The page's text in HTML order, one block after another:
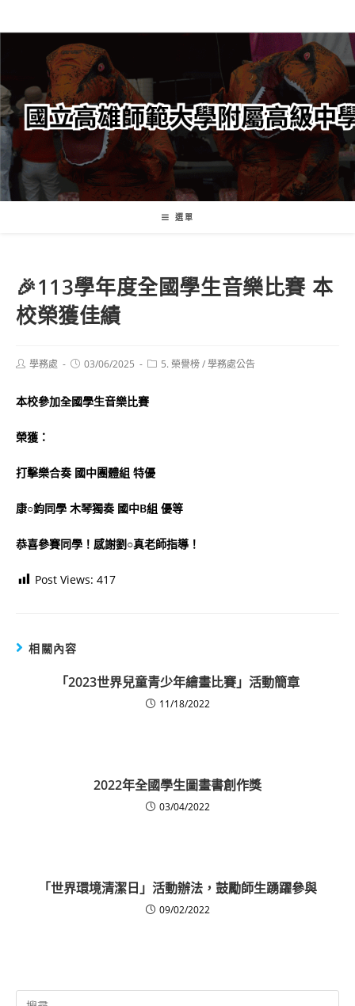
轉
要
內
容
選單
🎉113學年度全國學生音樂比賽 本
校榮獲佳績
Post學務處
Post03/06/2025
Post5. 榮譽榜/學務處公告
本校參加全國學生音樂比賽
榮獲：
打擊樂合奏 國中團體組 特優
康○鈞同學 木琴獨奏 國中B組 優等
恭喜參賽同學！感謝劉○真老師指導！
Post Views: 417
相關內容
「2023世界兒童青少年繪畫比賽」活動簡章
11/18/2022
2022年全國學生圖畫書創作獎
03/04/2022
「世界環境清潔日」活動辦法，鼓勵師生踴躍參與
09/02/2022
Search